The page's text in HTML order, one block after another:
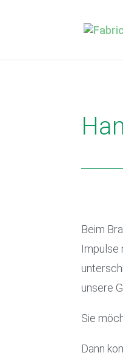
Beim
Impulse
unsere
Sie
Dann